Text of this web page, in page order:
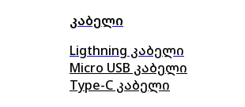
კაბელი
Ligthning კაბელი
Micro USB კაბელი
Type-C კაბელი